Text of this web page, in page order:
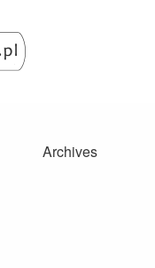
Archives